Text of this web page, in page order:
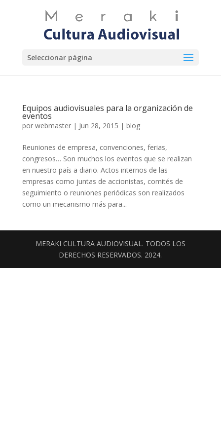
Seleccionar página
Equipos audiovisuales para la organización de
eventos
por webmaster| Jun 28, 2015 | blog
Reuniones de empresa, convenciones, ferias,
congresos… Son muchos los eventos que se realizan
en nuestro país a diario. Actos internos de las
empresas como juntas de accionistas, comités de
seguimiento o reuniones periódicas son realizados
como un mecanismo más para...
MERAKI CULTURA AUDIOVISUAL. TODOS LOS
DERECHOS RESERVADOS. 2024.